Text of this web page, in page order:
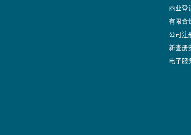
商业登
有限合
公司注
新查册
电子服